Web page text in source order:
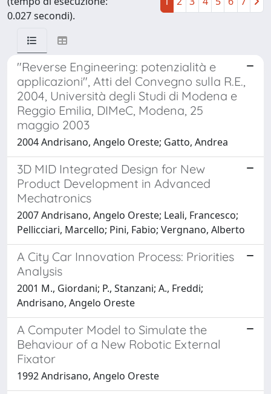
0.027 secondi).
"Reverse Engineering: potenzialità e
applicazioni", Atti del Convegno sulla R.E.,
2004, Università degli Studi di Modena e
Reggio Emilia, DIMeC, Modena, 25
maggio 2003
2004 Andrisano, Angelo Oreste; Gatto, Andrea
3D MID Integrated Design for New
Product Development in Advanced
Mechatronics
2007 Andrisano, Angelo Oreste; Leali, Francesco;
Pellicciari, Marcello; Pini, Fabio; Vergnano, Alberto
A City Car Innovation Process: Priorities
Analysis
2001 M., Giordani; P., Stanzani; A., Freddi;
Andrisano, Angelo Oreste
A Computer Model to Simulate the
Behaviour of a New Robotic External
Fixator
1992 Andrisano, Angelo Oreste